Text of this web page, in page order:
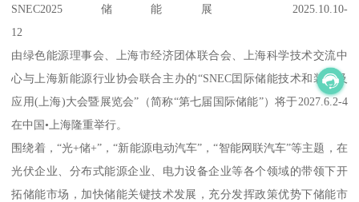
SNEC2025储能展 2025.10.10-
12
由绿色能源理事会、上海市经济团体联合会、上海科学技术交流中
心与上海新能源行业协会联合主办的“SNEC囯际储能技术和装备及
应用(上海)大会暨展览会”（简称“第七届国际储能”）将于2027.6.2-4
在中国•上海隆重举行。
围绕着，“光+储+”，“新能源电动汽车”，“智能网联汽车”等主题，在
光伏企业、分布式能源企业、电力设备企业等各个领域的带领下开
拓储能市场，加快储能关键技术发展，充分发挥政策优势下储能市